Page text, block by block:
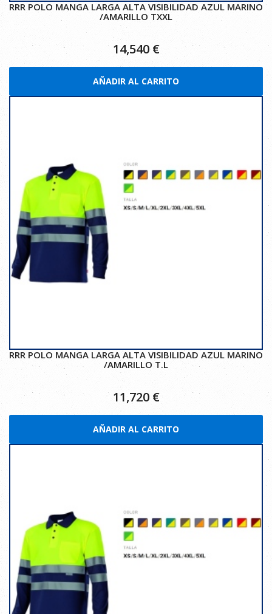
RRR POLO MANGA LARGA ALTA VISIBILIDAD AZUL MARINO
/AMARILLO TXXL
14,540€
AÑADIR AL CARRITO
RRR POLO MANGA LARGA ALTA VISIBILIDAD AZUL MARINO
/AMARILLO T.L
11,720 €
AÑADIR AL CARRITO